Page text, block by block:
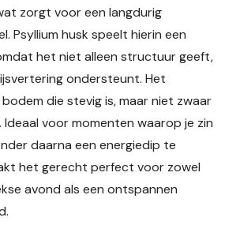
zorgt voor een langdurig
Psyllium husk speelt hierin een
het niet alleen structuur geeft,
ondersteunt. Het
die stevig is, maar niet zwaar
Ideaal voor momenten waarop je zin
daarna een energiedip te
het gerecht perfect voor zowel
avond als een ontspannen